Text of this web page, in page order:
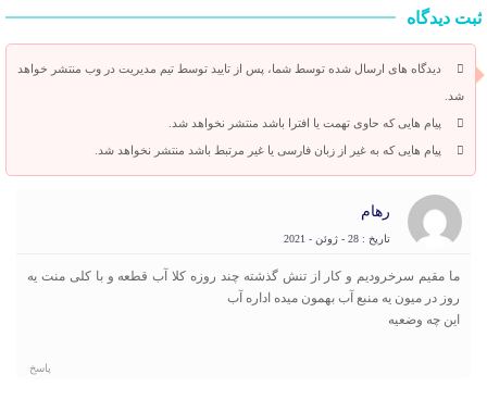
ثبت دیدگاه
دیدگاه های ارسال شده توسط شما، پس از تایید توسط تیم مدیریت در وب منتشر خواهد
شد.
پیام هایی که حاوی تهمت یا افترا باشد منتشر نخواهد شد.
پیام هایی که به غیر از زبان فارسی یا غیر مرتبط باشد منتشر نخواهد شد.
رهام
تاریخ : 28 - ژوئن - 2021
ما مقیم سرخرودیم و کار از تنش گذشته چند روزه کلا آب قطعه و با کلی منت یه
روز در میون یه منبع آب بهمون میده اداره آب
این چه وضعیه
پاسخ